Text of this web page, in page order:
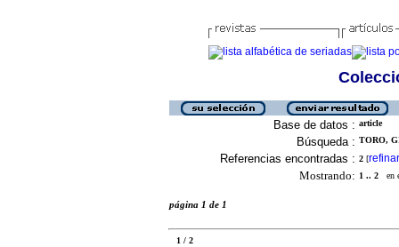
Base de datos : article
Búsqueda : TORO,
Referencias encontradas : 2 [refinar
Mostrando: 1 .. 2 en
página 1 de 1
1 / 2